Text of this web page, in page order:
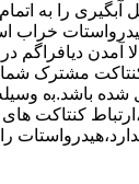
آﺑﮕﯿﺮی را ﺑﻪ
اﻧﺠﺎم نمیشود.۱٫
آﻣﺪن دﯾﺎﻓﺮاﮔﻢ
ﺑﺎﺷﺪ.ﺑه وسیله
ﮐﻨﺘﺎﮐﺖ